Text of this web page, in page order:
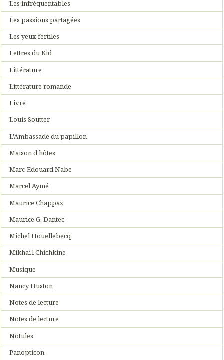
Les infréquentables
Les passions partagées
Les yeux fertiles
Lettres du Kid
Littérature
Littérature romande
Livre
Louis Soutter
L'Ambassade du papillon
Maison d'hôtes
Marc-Edouard Nabe
Marcel Aymé
Maurice Chappaz
Maurice G. Dantec
Michel Houellebecq
Mikhaïl Chichkine
Musique
Nancy Huston
Notes de lecture
Notes de lecture
Notules
Panopticon